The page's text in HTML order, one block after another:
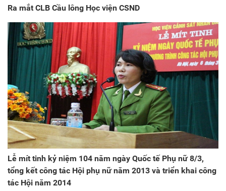
Ra mắt CLB Cầu lông Học viện CSND
Lễ mít tinh kỷ niệm 104 năm ngày Quốc tế Phụ nữ 8/3,
tổng kết công tác Hội phụ nữ năm 2013 và triển khai công
tác Hội năm 2014